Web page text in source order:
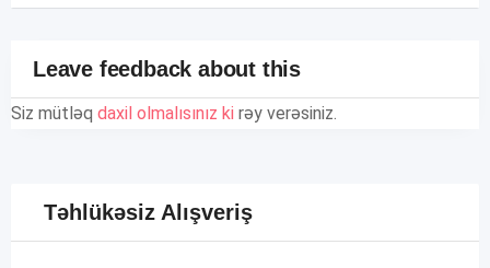
Leave feedback about this
Siz mütləq daxil olmalısınız ki rəy verəsiniz.
Təhlükəsiz Alışveriş